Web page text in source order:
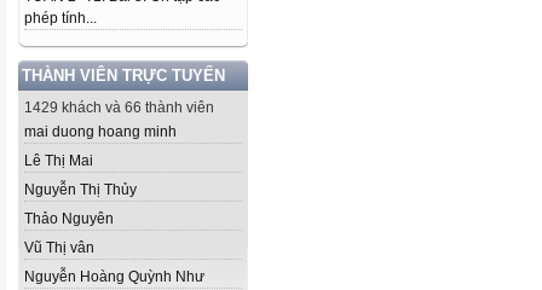
phép tính...
THÀNH VIÊN TRỰC TUYẾN
1429 khách và 66 thành viên
mai duong hoang minh
Lê Thị Mai
Nguyễn Thị Thủy
Thảo Nguyên
Vũ Thị vân
Nguyễn Hoàng Quỳnh Như